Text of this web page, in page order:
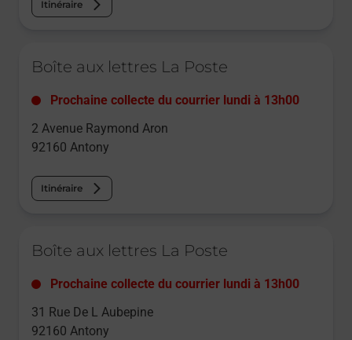
Itinéraire
Boîte aux lettres La Poste
Prochaine collecte du courrier lundi à 13h00
2 Avenue Raymond Aron
92160 Antony
Itinéraire
Boîte aux lettres La Poste
Prochaine collecte du courrier lundi à 13h00
31 Rue De L Aubepine
92160 Antony